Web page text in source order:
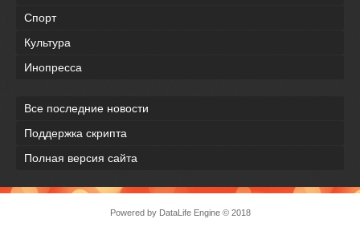
Спорт
Культура
Инопресса
Все последние новости
Поддержка скрипта
Полная версия сайта
Powered by DataLife Engine© 2018